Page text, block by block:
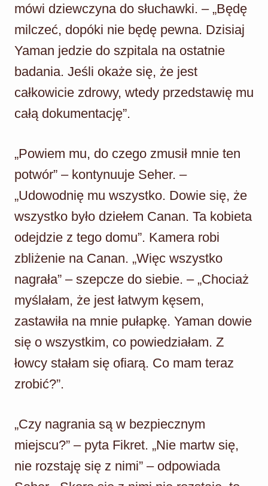
mówi dziewczyna do słuchawki. – „Będę
milczeć, dopóki nie będę pewna. Dzisiaj
Yaman jedzie do szpitala na ostatnie
badania. Jeśli okaże się, że jest
całkowicie zdrowy, wtedy przedstawię mu
całą dokumentację”.
„Powiem mu, do czego zmusił mnie ten
potwór” – kontynuuje Seher. –
„Udowodnię mu wszystko. Dowie się, że
wszystko było dziełem Canan. Ta kobieta
odejdzie z tego domu”. Kamera robi
zbliżenie na Canan. „Więc wszystko
nagrała” – szepcze do siebie. – „Chociaż
myślałam, że jest łatwym kęsem,
zastawiła na mnie pułapkę. Yaman dowie
się o wszystkim, co powiedziałam. Z
łowcy stałam się ofiarą. Co mam teraz
zrobić?”.
„Czy nagrania są w bezpiecznym
miejscu?” – pyta Fikret. „Nie martw się,
nie rozstaję się z nimi” – odpowiada